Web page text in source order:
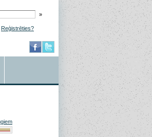
»
Reģistrēties?